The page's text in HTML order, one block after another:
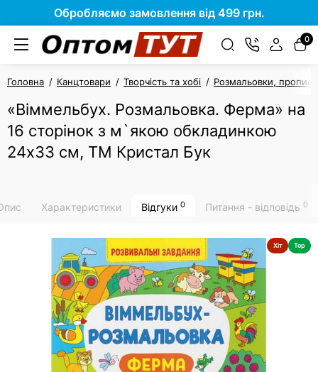
Обробляємо замовлення від 499 грн.
0
Головна Канцтовари Творчість та хобі Розмальовки, прописи,
«Віммельбух. Розмальовка. Ферма» на
16 сторінок з м`якою обкладинкою
24х33 см, ТМ Кристал Бук
Характеристики Відгуки 0 Питання - відповідь 0
Хіт Top